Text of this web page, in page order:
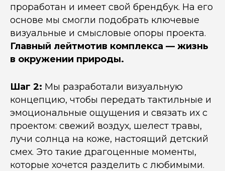
проработан и имеет свой брендбук. На его
основе мы смогли подобрать ключевые
визуальные и смысловые опоры проекта.
Главный лейтмотив комплекса — жизнь
в окружении природы.
Шаг 2: Мы разработали визуальную
концепцию, чтобы передать тактильные и
эмоциональные ощущения и связать их с
проектом: свежий воздух, шелест травы,
лучи солнца на коже, настоящий детский
смех. Это такие драгоценные моменты,
которые хочется разделить с любимыми.